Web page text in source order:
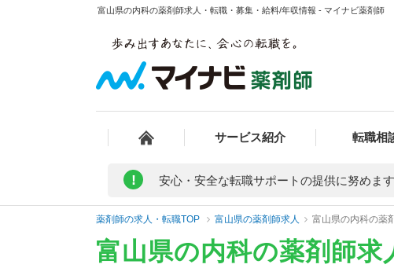
富山県の内科の薬剤師求人・転職・募集・給料/年収情報 - マイナビ薬剤師
サービス紹介 転職相
! 安心・安全な転職サポートの提供に努めます
薬剤師の求人・転職TOP 富山県の薬剤師求人 富山県の内科の薬
富山県の内科の薬剤師求